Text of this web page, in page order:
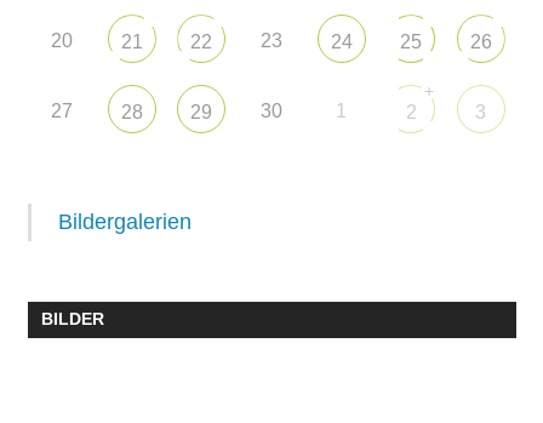
20 21 22 23 24 25 26
27 28 29 30 1 2
+
3
Bildergalerien
BILDER